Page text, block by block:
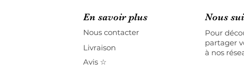
En savoir plus
Nous contacter
Livraison
Avis ☆
Nous
Pour
partager
à nos